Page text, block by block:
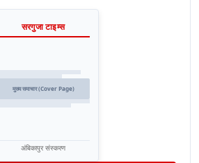
सरगुजा टाइम्स
मुख्य समाचार (Cover Page)
अंबिकापुर संस्करण